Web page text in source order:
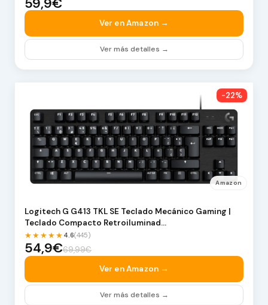
Ver en Amazon →
Ver más detalles →
-22%
Amazon
Logitech G G413 TKL SE Teclado Mecánico Gaming |
Teclado Compacto Retroiluminad…
★★★★★ 4.6(445)
54,9€69,99€
Ver en Amazon →
Ver más detalles →